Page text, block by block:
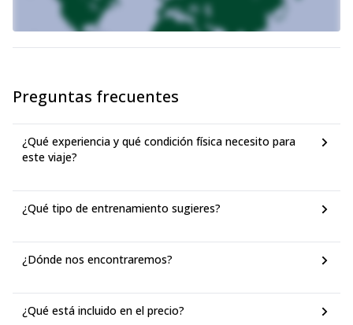
Preguntas frecuentes
¿Qué experiencia y qué condición física necesito para
este viaje?
¿Qué tipo de entrenamiento sugieres?
¿Dónde nos encontraremos?
¿Qué está incluido en el precio?